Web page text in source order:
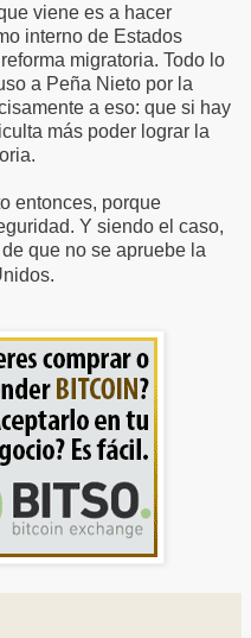
viene es a hacer
interno de Estados
migratoria. Todo lo
a Peña Nieto por la
a eso: que si hay
más poder lograr la
entonces, porque
Y siendo el caso,
que no se apruebe la